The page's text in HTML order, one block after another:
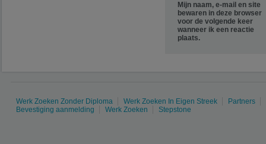
Mijn naam, e-mail en site
bewaren in deze browser
voor de volgende keer
wanneer ik een reactie
plaats.
Werk Zoeken Zonder Diploma Werk Zoeken In Eigen Streek
Partners
Bevestiging aanmelding
Werk Zoeken Stepstone